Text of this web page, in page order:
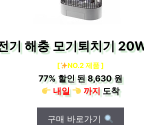
기 해충 모기퇴치기
[ NO.2 제품 ]
77%할인 된8,630 원
내일
까지도착
구매 바로가기